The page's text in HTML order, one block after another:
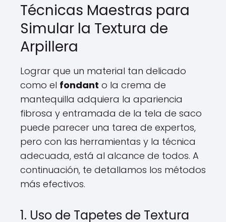
Técnicas Maestras para
Simular la Textura de
Arpillera
Lograr que un material tan delicado
como el fondant o la crema de
mantequilla adquiera la apariencia
fibrosa y entramada de la tela de saco
puede parecer una tarea de expertos,
pero con las herramientas y la técnica
adecuada, está al alcance de todos. A
continuación, te detallamos los métodos
más efectivos.
1. Uso de Tapetes de Textura